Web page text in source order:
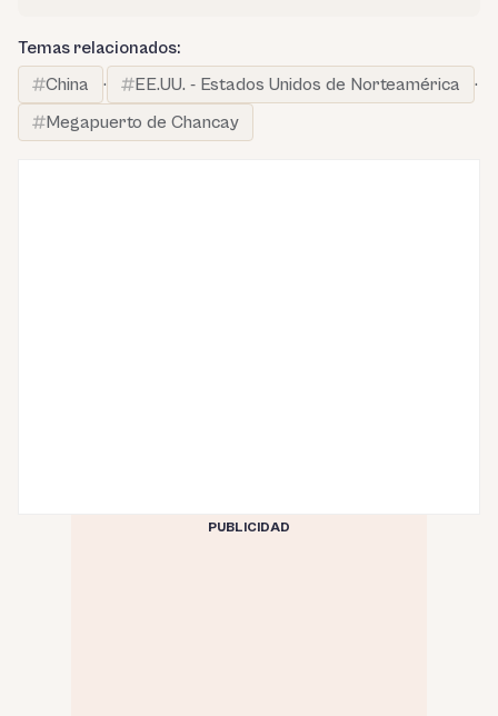
Temas relacionados:
China
· EE.UU. - Estados Unidos de Norteamérica
·
Megapuerto de Chancay
PUBLICIDAD